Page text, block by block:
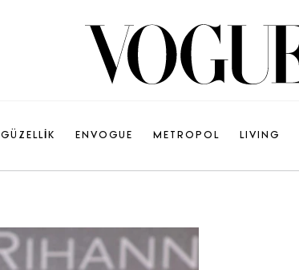
GÜZELLİK ENVOGUE METROPOL LIVING